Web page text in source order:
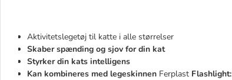
Aktivitetslegetøj til katte i alle størrelser
Skaber spænding og sjov for din kat
Styrker din kats intelligens
Kan kombineres med legeskinnen Ferplast Flashlight: